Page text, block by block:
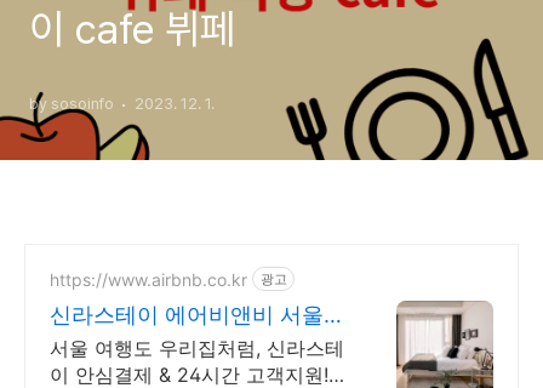
이 cafe 뷔페
by sosoinfo 2023. 12. 1.
https://www.airbnb.co.kr 광고
신라스테이 에어비앤비 서울
감성 스테이
서울 여행도 우리집처럼, 신라스테
이 안심결제 & 24시간 고객지원!